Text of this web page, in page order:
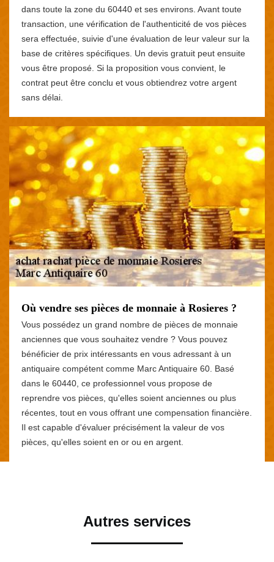
dans toute la zone du 60440 et ses environs. Avant toute
transaction, une vérification de l'authenticité de vos pièces
sera effectuée, suivie d'une évaluation de leur valeur sur la
base de critères spécifiques. Un devis gratuit peut ensuite
vous être proposé. Si la proposition vous convient, le
contrat peut être conclu et vous obtiendrez votre argent
sans délai.
Où vendre ses pièces de monnaie à Rosieres ?
Vous possédez un grand nombre de pièces de monnaie
anciennes que vous souhaitez vendre ? Vous pouvez
bénéficier de prix intéressants en vous adressant à un
antiquaire compétent comme Marc Antiquaire 60. Basé
dans le 60440, ce professionnel vous propose de
reprendre vos pièces, qu'elles soient anciennes ou plus
récentes, tout en vous offrant une compensation financière.
Il est capable d'évaluer précisément la valeur de vos
pièces, qu'elles soient en or ou en argent.
Autres services